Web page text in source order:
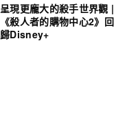
呈現更龐大的殺手世界觀 |
《殺人者的購物中心2》回
歸Disney+